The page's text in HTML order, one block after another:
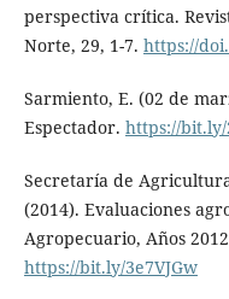
perspectiva crítica.
Norte, 29, 1-7. https://
Sarmiento, E. (02 de
Espectador. https://
Secretaría de
(2014). Evaluaciones
Agropecuario, Años
https://bit.ly/3e7VJGw